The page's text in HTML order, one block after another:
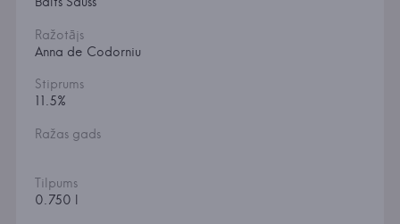
Ražotājs
Anna de Codorniu
Stiprums
11.5%
Ražas gads
Tilpums
0.750 l